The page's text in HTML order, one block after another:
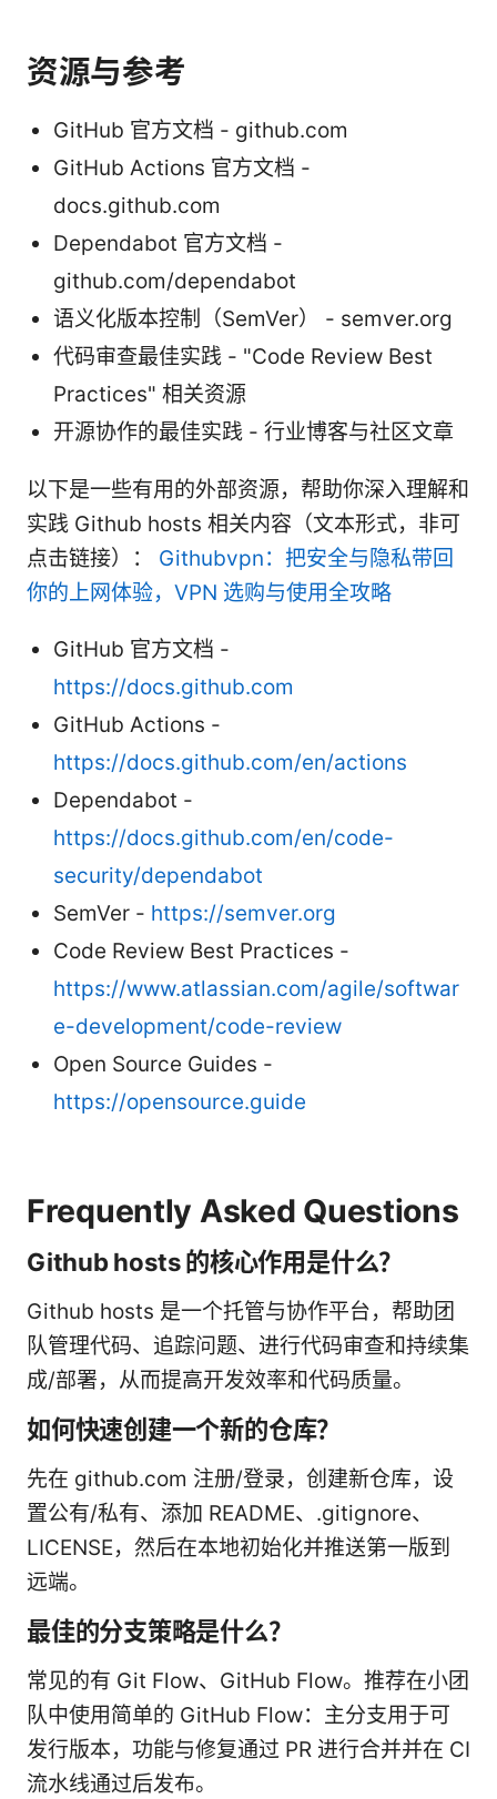
资源与参考
GitHub 官方文档 - github.com
GitHub Actions 官方文档 -
docs.github.com
Dependabot 官方文档 -
github.com/dependabot
语义化版本控制（SemVer） - semver.org
代码审查最佳实践 - "Code Review Best
Practices" 相关资源
开源协作的最佳实践 - 行业博客与社区文章
以下是一些有用的外部资源，帮助你深入理解和
实践 Github hosts 相关内容（文本形式，非可
点击链接）： Githubvpn：把安全与隐私带回
你的上网体验，VPN 选购与使用全攻略
GitHub 官方文档 -
https://docs.github.com
GitHub Actions -
https://docs.github.com/en/actions
Dependabot -
https://docs.github.com/en/code-
security/dependabot
SemVer - https://semver.org
Code Review Best Practices -
https://www.atlassian.com/agile/softwar
e-development/code-review
Open Source Guides -
https://opensource.guide
Frequently Asked Questions
Github hosts 的核心作用是什么？
Github hosts 是一个托管与协作平台，帮助团
队管理代码、追踪问题、进行代码审查和持续集
成/部署，从而提高开发效率和代码质量。
如何快速创建一个新的仓库？
先在 github.com 注册/登录，创建新仓库，设
置公有/私有、添加 README、.gitignore、
LICENSE，然后在本地初始化并推送第一版到
远端。
最佳的分支策略是什么？
常见的有 Git Flow、GitHub Flow。推荐在小团
队中使用简单的 GitHub Flow：主分支用于可
发行版本，功能与修复通过 PR 进行合并并在 CI
流水线通过后发布。